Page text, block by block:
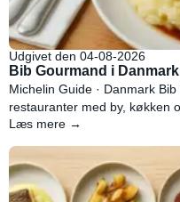
Udgivet den 04-08-2026
Bib Gourmand i
Michelin Guide · Danmark
restauranter med by, køkken
Læs mere →